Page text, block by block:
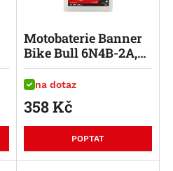
na dotaz
Motobaterie Banner
Bike Bull 6N4B-2A,
6V/4Ah
358Kč
POPTAT